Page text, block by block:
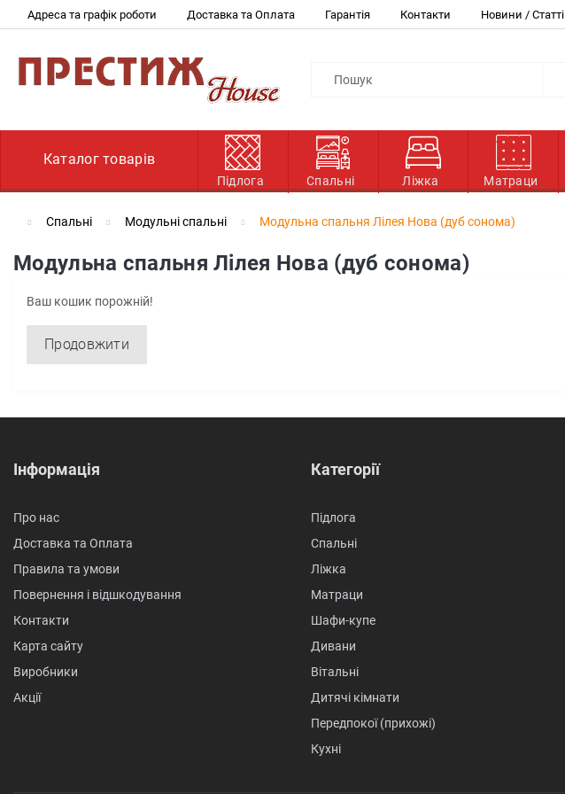
Адреса та графік роботи Доставка та Оплата Гарантія Контакти Новини / Статті
Каталог товарів
Підлога Спальні Ліжка Матраци
Спальні
Модульні спальні Модульна спальня Лілея Нова (дуб сонома)
Модульна спальня Лілея Нова (дуб сонома)
Ваш кошик порожній!
Продовжити
Інформація
Про нас
Доставка та Оплата
Правила та умови
Повернення і відшкодування
Контакти
Карта сайту
Виробники
Акції
Категорії
Підлога
Спальні
Ліжка
Матраци
Шафи-купе
Дивани
Вітальні
Дитячі кімнати
Передпокої (прихожі)
Кухні